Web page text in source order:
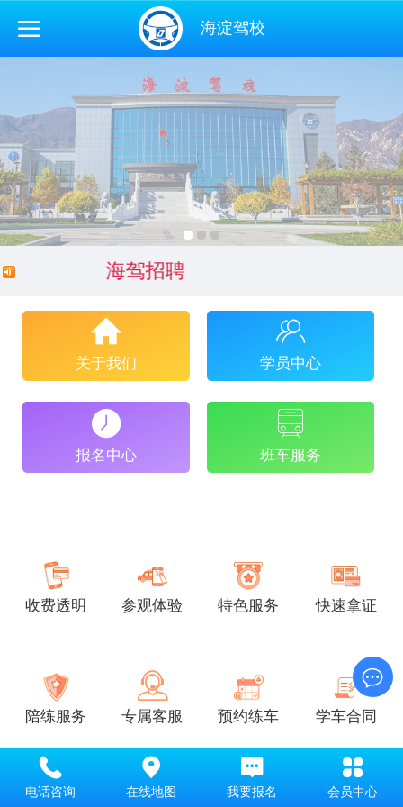
海淀驾校
海驾招聘
关于我们 学员中心
报名中心 班车服务
收费透明 参观体验 特色服务 快速拿证
陪练服务 专属客服 预约练车 学车合同
电话咨询 在线地图 我要报名 会员中心